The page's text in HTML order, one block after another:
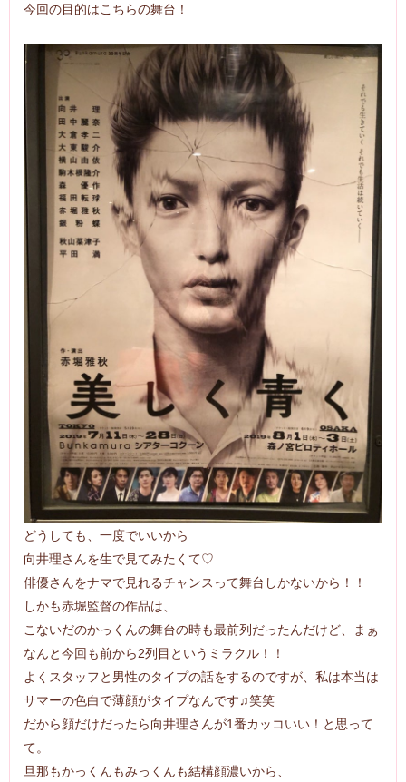
今回の目的はこちらの舞台！
どうしても、一度でいいから
向井理さんを生で見てみたくて♡
俳優さんをナマで見れるチャンスって舞台しかないから！！
しかも赤堀監督の作品は、
こないだのかっくんの舞台の時も最前列だったんだけど、
まぁ
なんと今回も前から2列目というミラクル！！
よくスタッフと男性のタイプの話をするのですが、私は本当は
サマーの色白で薄顔がタイプなんです♫笑笑
だから顔だけだったら向井理さんが1番カッコいい！と思って
て。
旦那もかっくんもみっくんも結構顔濃いから、